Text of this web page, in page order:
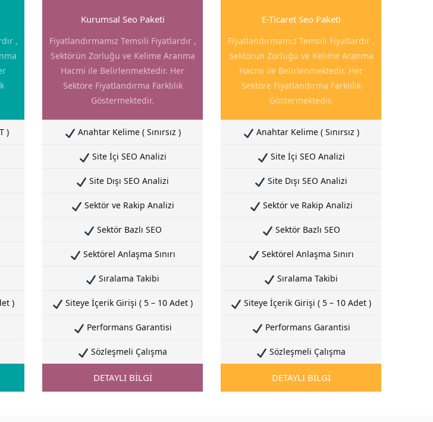
,
)
)
Kurumsal Seo Paketi
Fiyatlandırmamız Temsili Fiyatlardır ,
Sektörün Zorluğu ve Kelime Aranma
Hacmi ile Belirlenmektedir. Her
Sektöre Fiyatlandırma Farklılık
Göstermektedir.
Anahtar Kelime ( Sınırsız )
Site İçi SEO Analizi
Site Dışı SEO Analizi
Sektör ve Rakip Analizi
Sektör Bazlı SEO
Sektörel Anlaşma Sınırı
Sıralama Takibi
Siteye İçerik Girişi ( 5 – 10 Adet )
Performans Garantisi
Sözleşmeli Çalışma
DETAYLI BİLGİ
E-Ticaret Seo Paketi
Fiyatlandırmamız Temsili Fiyatlardır ,
Sektörün Zorluğu ve Kelime Aranma
Hacmi ile Belirlenmektedir. Her
Sektöre Fiyatlandırma Farklılık
Göstermektedir.
Anahtar Kelime ( Sınırsız )
Site İçi SEO Analizi
Site Dışı SEO Analizi
Sektör ve Rakip Analizi
Sektör Bazlı SEO
Sektörel Anlaşma Sınırı
Sıralama Takibi
Siteye İçerik Girişi ( 5 – 10 Adet )
Performans Garantisi
Sözleşmeli Çalışma
DETAYLI BİLGİ